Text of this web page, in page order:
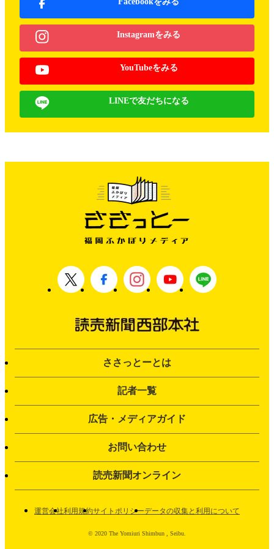
Instagramをみる
YouTubeをみる
LINEで友だちになる
ささっとーとは
記者一覧
広告・メディアガイド
お問い合わせ
読売新聞オンライン
運営会社利用規約サイトポリシーデータの収集と利用について
© 2020 The Yomiuri Shimbun , Seibu.